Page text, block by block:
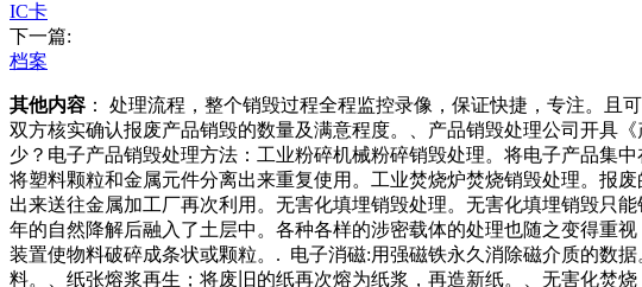
IC卡
下一篇:
档案
其他内容 ： 处理流程，整个销毁过程全程监控录像，保证快捷，专注。且
双方核实确认报废产品销毁的数量及满意程度。、产品销毁处理公司开具
少？电子产品销毁处理方法：工业粉碎机械粉碎销毁处理。将电子产品集
将塑料颗粒和金属元件分离出来重复使用。工业焚烧炉焚烧销毁处理。报
出来送往金属加工厂再次利用。无害化填埋销毁处理。无害化填埋销毁只
年的自然降解后融入了土层中。各种各样的涉密载体的处理也随之变得重
装置使物料破碎成条状或颗粒。. 电子消磁:用强磁铁永久消除磁介质的数
料。、纸张熔浆再生；将废旧的纸再次熔为纸浆，再造新纸。、无害化焚